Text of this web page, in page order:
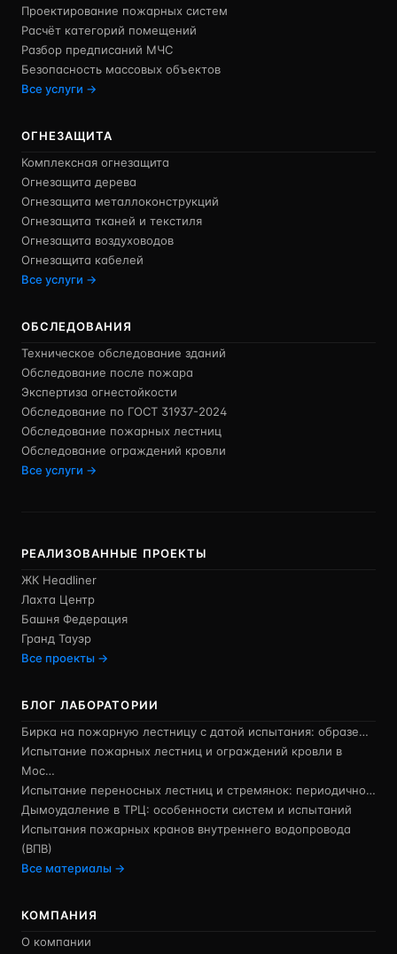
Проектирование пожарных систем
Расчёт категорий помещений
Разбор предписаний МЧС
Безопасность массовых объектов
Все услуги →
ОГНЕЗАЩИТА
Комплексная огнезащита
Огнезащита дерева
Огнезащита металлоконструкций
Огнезащита тканей и текстиля
Огнезащита воздуховодов
Огнезащита кабелей
Все услуги →
ОБСЛЕДОВАНИЯ
Техническое обследование зданий
Обследование после пожара
Экспертиза огнестойкости
Обследование по ГОСТ 31937-2024
Обследование пожарных лестниц
Обследование ограждений кровли
Все услуги →
РЕАЛИЗОВАННЫЕ ПРОЕКТЫ
ЖК Headliner
Лахта Центр
Башня Федерация
Гранд Тауэр
Все проекты →
БЛОГ ЛАБОРАТОРИИ
Бирка на пожарную лестницу с датой испытания: образе…
Испытание пожарных лестниц и ограждений кровли в
Мос…
Испытание переносных лестниц и стремянок: периодично…
Дымоудаление в ТРЦ: особенности систем и испытаний
Испытания пожарных кранов внутреннего водопровода
(ВПВ)
Все материалы →
КОМПАНИЯ
О компании